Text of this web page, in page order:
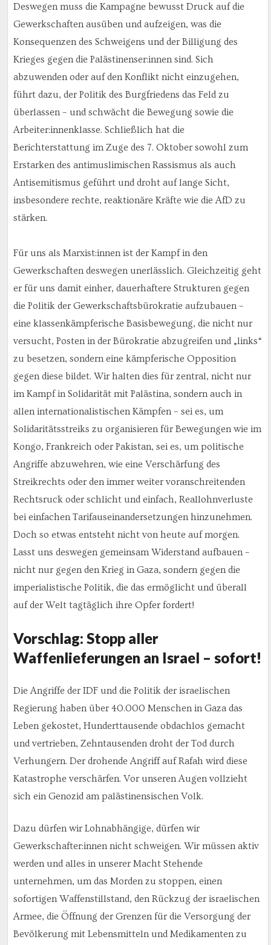
Deswegen muss die Kampagne bewusst Druck auf die
Gewerkschaften ausüben und aufzeigen, was die
Konsequenzen des Schweigens und der Billigung des
Krieges gegen die Palästinenser:innen sind. Sich
abzuwenden oder auf den Konflikt nicht einzugehen,
führt dazu, der Politik des Burgfriedens das Feld zu
überlassen – und schwächt die Bewegung sowie die
Arbeiter:innenklasse. Schließlich hat die
Berichterstattung im Zuge des 7. Oktober sowohl zum
Erstarken des antimuslimischen Rassismus als auch
Antisemitismus geführt und droht auf lange Sicht,
insbesondere rechte, reaktionäre Kräfte wie die AfD zu
stärken.
Für uns als Marxist:innen ist der Kampf in den
Gewerkschaften deswegen unerlässlich. Gleichzeitig geht
er für uns damit einher, dauerhaftere Strukturen gegen
die Politik der Gewerkschaftsbürokratie aufzubauen –
eine klassenkämpferische Basisbewegung, die nicht nur
versucht, Posten in der Bürokratie abzugreifen und „links“
zu besetzen, sondern eine kämpferische Opposition
gegen diese bildet. Wir halten dies für zentral, nicht nur
im Kampf in Solidarität mit Palästina, sondern auch in
allen internationalistischen Kämpfen – sei es, um
Solidaritätsstreiks zu organisieren für Bewegungen wie im
Kongo, Frankreich oder Pakistan, sei es, um politische
Angriffe abzuwehren, wie eine Verschärfung des
Streikrechts oder den immer weiter voranschreitenden
Rechtsruck oder schlicht und einfach, Reallohnverluste
bei einfachen Tarifauseinandersetzungen hinzunehmen.
Doch so etwas entsteht nicht von heute auf morgen.
Lasst uns deswegen gemeinsam Widerstand aufbauen –
nicht nur gegen den Krieg in Gaza, sondern gegen die
imperialistische Politik, die das ermöglicht und überall
auf der Welt tagtäglich ihre Opfer fordert!
Vorschlag: Stopp aller
Waffenlieferungen an Israel – sofort!
Die Angriffe der IDF und die Politik der israelischen
Regierung haben über 40.000 Menschen in Gaza das
Leben gekostet, Hunderttausende obdachlos gemacht
und vertrieben, Zehntausenden droht der Tod durch
Verhungern. Der drohende Angriff auf Rafah wird diese
Katastrophe verschärfen. Vor unseren Augen vollzieht
sich ein Genozid am palästinensischen Volk.
Dazu dürfen wir Lohnabhängige, dürfen wir
Gewerkschafter:innen nicht schweigen. Wir müssen aktiv
werden und alles in unserer Macht Stehende
unternehmen, um das Morden zu stoppen, einen
sofortigen Waffenstillstand, den Rückzug der israelischen
Armee, die Öffnung der Grenzen für die Versorgung der
Bevölkerung mit Lebensmitteln und Medikamenten zu